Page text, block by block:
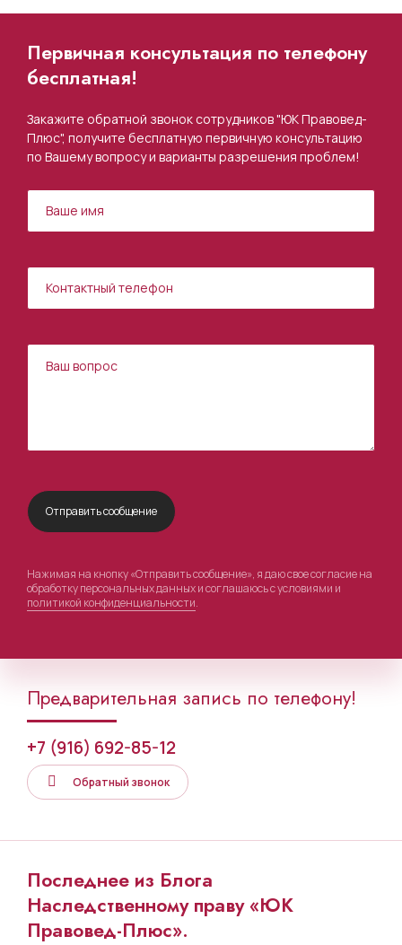
Первичная консультация по телефону
бесплатная!
Закажите обратной звонок сотрудников "ЮК Правовед-
Плюс", получите бесплатную первичную консультацию
по Вашему вопросу и варианты разрешения проблем!
Нажимая на кнопку «Отправить сообщение», я даю свое согласие на
обработку персональных данных и соглашаюсь с условиями и
политикой конфиденциальности.
Предварительная запись по телефону!
+7 (916) 692-85-12
Обратный звонок
Последнее из Блога
Наследственному праву «ЮК
Правовед-Плюс».